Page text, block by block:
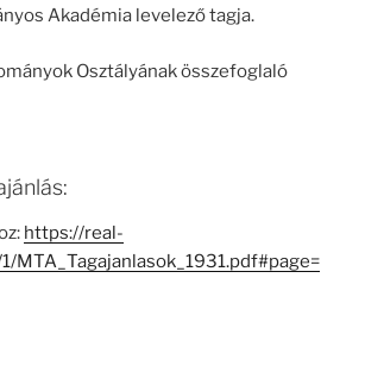
Akadémia levelező tagja.
Osztályának összefoglaló
https://real-
MTA_Tagajanlasok_1931.pdf#page=